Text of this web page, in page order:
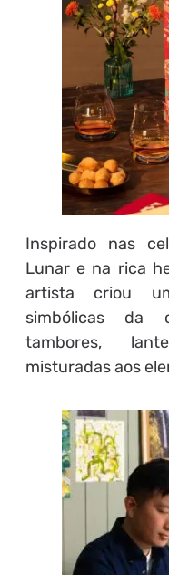
Inspirado nas
Lunar e na rica
artista criou
simbólicas da
tambores,
misturadas aos